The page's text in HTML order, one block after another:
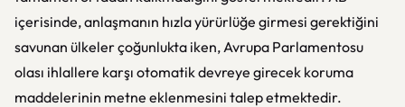
içerisinde, anlaşmanın hızla yürürlüğe girmesi gerektiğini
savunan ülkeler çoğunlukta iken, Avrupa Parlamentosu
olası ihlallere karşı otomatik devreye girecek koruma
maddelerinin metne eklenmesini talep etmektedir.